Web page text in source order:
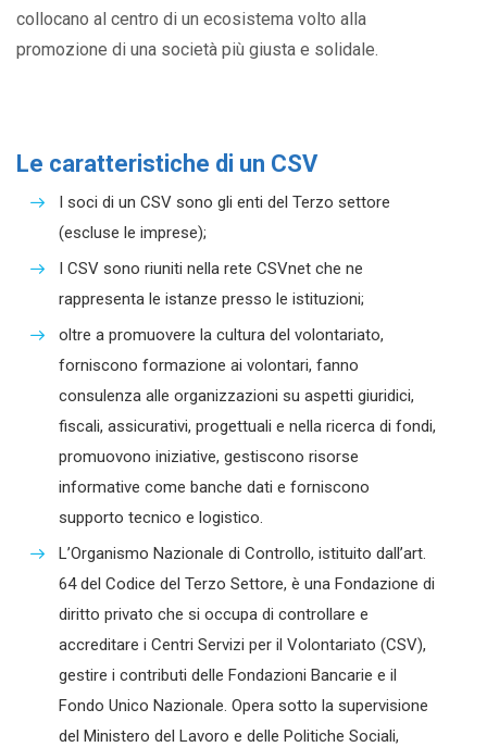
collocano al centro di un ecosistema volto alla
promozione di una società più giusta e solidale.
Le caratteristiche di un CSV
I soci di un CSV sono gli enti del Terzo settore
(escluse le imprese);
I CSV sono riuniti nella rete CSVnet che ne
rappresenta le istanze presso le istituzioni;
oltre a promuovere la cultura del volontariato,
forniscono formazione ai volontari, fanno
consulenza alle organizzazioni su aspetti giuridici,
fiscali, assicurativi, progettuali e nella ricerca di fondi,
promuovono iniziative, gestiscono risorse
informative come banche dati e forniscono
supporto tecnico e logistico.
L’Organismo Nazionale di Controllo, istituito dall’art.
64 del Codice del Terzo Settore, è una Fondazione di
diritto privato che si occupa di controllare e
accreditare i Centri Servizi per il Volontariato (CSV),
gestire i contributi delle Fondazioni Bancarie e il
Fondo Unico Nazionale. Opera sotto la supervisione
del Ministero del Lavoro e delle Politiche Sociali,